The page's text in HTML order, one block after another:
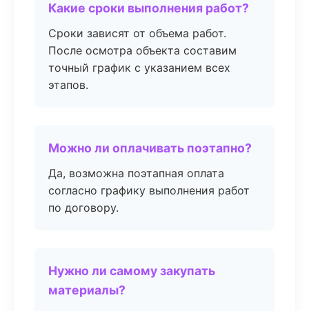
Какие сроки выполнения работ?
Сроки зависят от объема работ.
После осмотра объекта составим
точный график с указанием всех
этапов.
Можно ли оплачивать поэтапно?
Да, возможна поэтапная оплата
согласно графику выполнения работ
по договору.
Нужно ли самому закупать
материалы?